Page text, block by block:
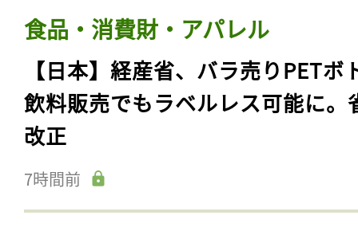
食品・消費財・アパレル
【日本】経産省、バラ売りPETボ
飲料販売でもラベルレス可能に。
改正
7時間前